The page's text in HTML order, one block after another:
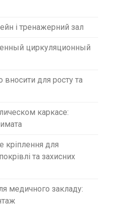
і тренажерний зал
циркуляционный
для росту та
каркасе:
кріплення для
та захисних
медичного закладу: